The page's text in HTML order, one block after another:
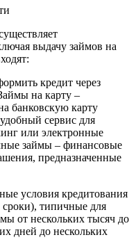
выдачу займов на
кредит через
на карту –
банковскую карту
сервис для
или электронные
займы – финансовые
предназначенные
условия кредитования
типичные для
от нескольких тысяч до
дней до нескольких